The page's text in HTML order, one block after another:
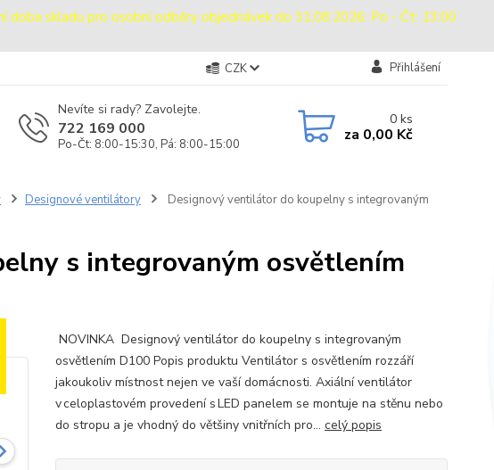
doba skladu pro osobní odběry objednávek do 31.08.2026: Po - Čt: 13:00
CZK Přihlášení
Nevíte si rady? Zavolejte.
722 169 000
Po-Čt: 8:00-15:30, Pá: 8:00-15:00
0ks
za 0,00 Kč
Designové ventilátory
Designový ventilátor do koupelny s integrovaným
s integrovaným osvětlením
NOVINKA Designový ventilátor do koupelny s integrovaným
osvětlením D100 Popis produktu Ventilátor s osvětlením rozzáří
jakoukoliv místnost nejen ve vaší domácnosti. Axiální ventilátor
v celoplastovém provedení s LED panelem se montuje na stěnu nebo
do stropu a je vhodný do většiny vnitřních pro... celý popis